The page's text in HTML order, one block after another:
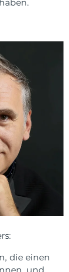
die einen
und
8/11/26
8/9/26
8/13/26